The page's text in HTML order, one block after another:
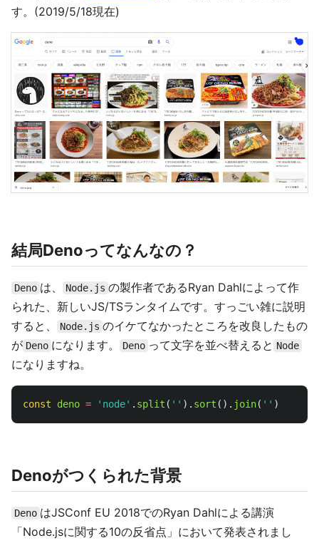
す。(2019/5/18現在)
結局Denoってなんなの？
Deno は、 Node.js の製作者であるRyan Dahlによって作
られた、新しいJS/TSランタイムです。すっごい雑に説明
すると、
Node.js のイケてなかったところを改良したもの
が Deno になります。 Deno って文字を並べ替えると Node
になりますね。
const deno = ' node' . split ( '' ). sort (). join( '' )
Denoがつくられた背景
Deno はJSConf EU 2018でのRyan Dahlによる講演
「Node.jsに関する10の反省点」において発表されまし